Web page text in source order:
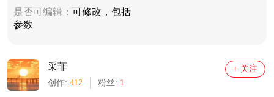
是否可编辑： 可修改，包括
参数
采菲
创作: 412 粉丝: 1
+ 关注